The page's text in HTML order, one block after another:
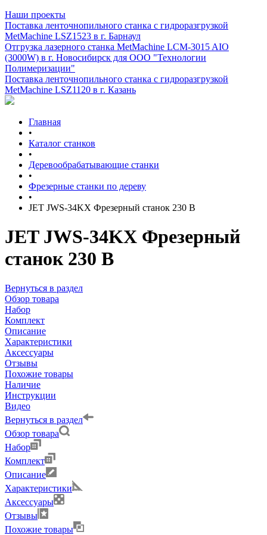
Наши проекты
Поставка ленточнопильного станка c гидроразгрузкой
MetMachine LSZ1523 в г. Барнаул
Отгрузка лазерного станка MetMachine LCM-3015 AIO
(3000W) в г. Новосибирск для ООО "Технологии
Полимеризации"
Поставка ленточнопильного станка c гидроразгрузкой
MetMachine LSZ1120 в г. Казань
Главная
•
Каталог станков
•
Деревообрабатывающие станки
•
Фрезерные станки по дереву
•
JET JWS-34KX Фрезерный станок 230 В
JET JWS-34KX Фрезерный
станок 230 В
Вернуться в раздел
Обзор товара
Набор
Комплект
Описание
Характеристики
Аксессуары
Отзывы
Похожие товары
Наличие
Инструкции
Видео
Вернуться в раздел
Обзор товара
Набор
Комплект
Описание
Характеристики
Аксессуары
Отзывы
Похожие товары